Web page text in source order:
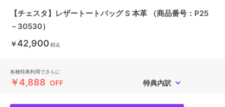
【チェスタ】レザートートバッグ S 本革 （商品番号：P25
－30530）
￥42,900 税込
各種特典利用でさらに
￥4,888 OFF 特典内訳